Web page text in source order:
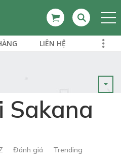
LIÊN HỆ
Sakana
Đánh giá Trending